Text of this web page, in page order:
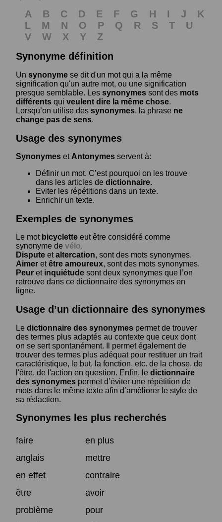
A B C D E F G H I J
K
L
M N O P Q R S T
U
V
W X Y
Z
Synonyme définition
Un synonyme se dit d'un mot qui a la même
signification qu'un autre mot, ou une signification
presque semblable. Les synonymes sont des mots
différents qui veulent dire la même chose.
Lorsqu’on utilise des synonymes, la phrase ne
change pas de sens.
Usage des synonymes
Synonymes et Antonymes servent à:
Définir un mot. C’est pourquoi on les trouve
dans les articles de dictionnaire.
Eviter les répétitions dans un texte.
Enrichir un texte.
Exemples de synonymes
Le mot bicyclette eut être considéré comme
synonyme de vélo.
Dispute etaltercation, sont des mots synonymes.
Aimer etêtre amoureux, sont des mots synonymes.
Peur et inquiétude sont deux synonymes que l’on
retrouve dans ce dictionnaire des synonymes en
ligne.
Usage d’un dictionnaire des synonymes
Le dictionnaire des synonymes permet de trouver
des termes plus adaptés au contexte que ceux dont
on se sert spontanément. Il permet également de
trouver des termes plus adéquat pour restituer un trait
caractéristique, le but, la fonction, etc. de la chose, de
l'être, de l'action en question. Enfin, le dictionnaire
des synonymes permet d’éviter une répétition de
mots dans le même texte afin d’améliorer le style de
sa rédaction.
Synonymes les plus recherchés
faire
en plus
anglais
mettre
en effet
contraire
être
avoir
problème
pour